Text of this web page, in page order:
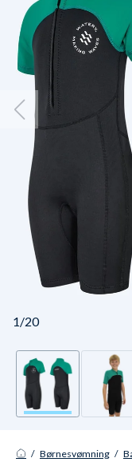
1/20
/ Børnesvømning /